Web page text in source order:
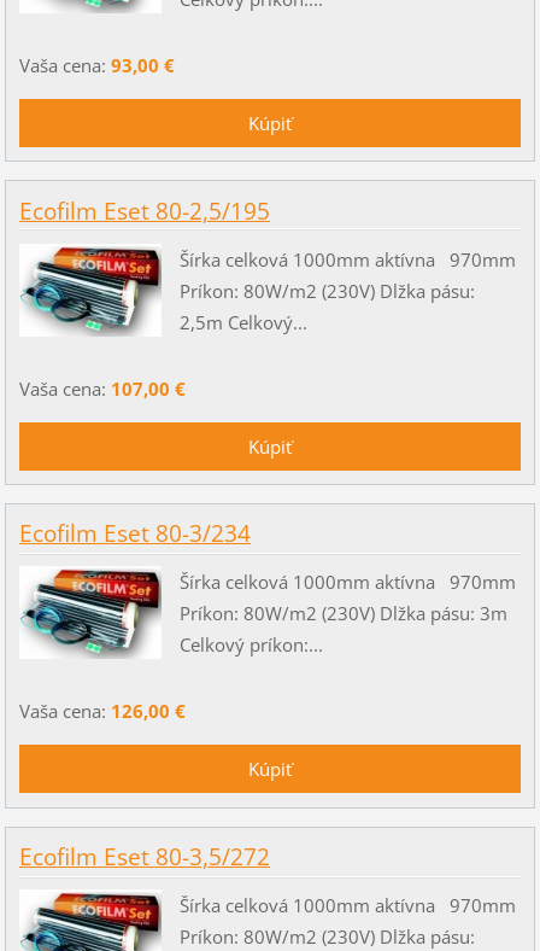
Vaša cena: 93,00 €
Ecofilm Eset 80-2,5/195
Šírka celková 1000mm aktívna 970mm
Príkon: 80W/m2 (230V) Dlžka pásu:
2,5m Celkový...
Vaša cena: 107,00 €
Ecofilm Eset 80-3/234
Šírka celková 1000mm aktívna 970mm
Príkon: 80W/m2 (230V) Dlžka pásu: 3m
Celkový príkon:...
Vaša cena: 126,00 €
Ecofilm Eset 80-3,5/272
Šírka celková 1000mm aktívna 970mm
Príkon: 80W/m2 (230V) Dlžka pásu: